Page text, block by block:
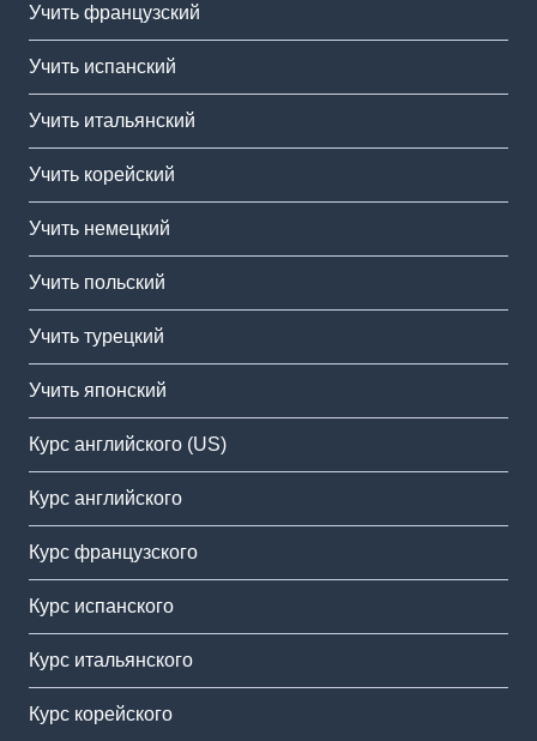
Учить французский
Учить испанский
Учить итальянский
Учить корейский
Учить немецкий
Учить польский
Учить турецкий
Учить японский
Курс английского (US)
Курс английского
Курс французского
Курс испанского
Курс итальянского
Курс корейского